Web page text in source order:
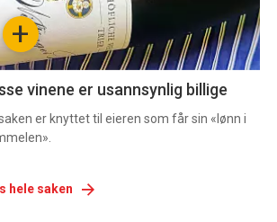
+
vinene er usannsynlig billige
er knyttet til eieren som får sin «lønn i
hele saken